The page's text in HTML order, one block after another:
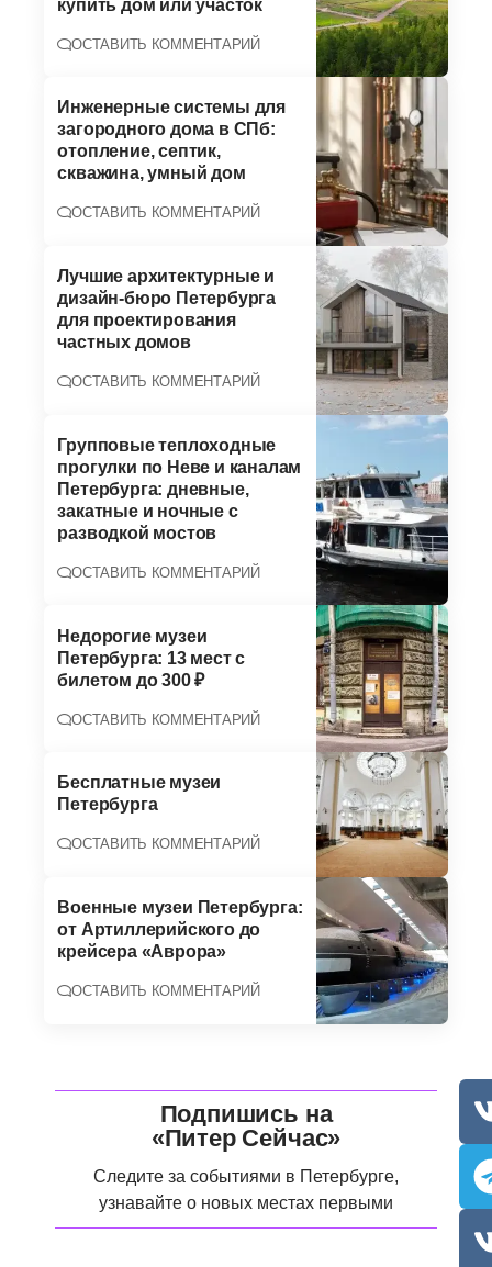
купить дом или участок
ОСТАВИТЬ КОММЕНТАРИЙ
Инженерные системы для
загородного дома в СПб:
отопление, септик,
скважина, умный дом
ОСТАВИТЬ КОММЕНТАРИЙ
Лучшие архитектурные и
дизайн-бюро Петербурга
для проектирования
частных домов
ОСТАВИТЬ КОММЕНТАРИЙ
Групповые теплоходные
прогулки по Неве и каналам
Петербурга: дневные,
закатные и ночные с
разводкой мостов
ОСТАВИТЬ КОММЕНТАРИЙ
Недорогие музеи
Петербурга: 13 мест с
билетом до 300 ₽
ОСТАВИТЬ КОММЕНТАРИЙ
Бесплатные музеи
Петербурга
ОСТАВИТЬ КОММЕНТАРИЙ
Военные музеи Петербурга:
от Артиллерийского до
крейсера «Аврора»
ОСТАВИТЬ КОММЕНТАРИЙ
Подпишись на
«Питер Сейчас»
Следите за событиями в Петербурге,
узнавайте о новых местах первыми